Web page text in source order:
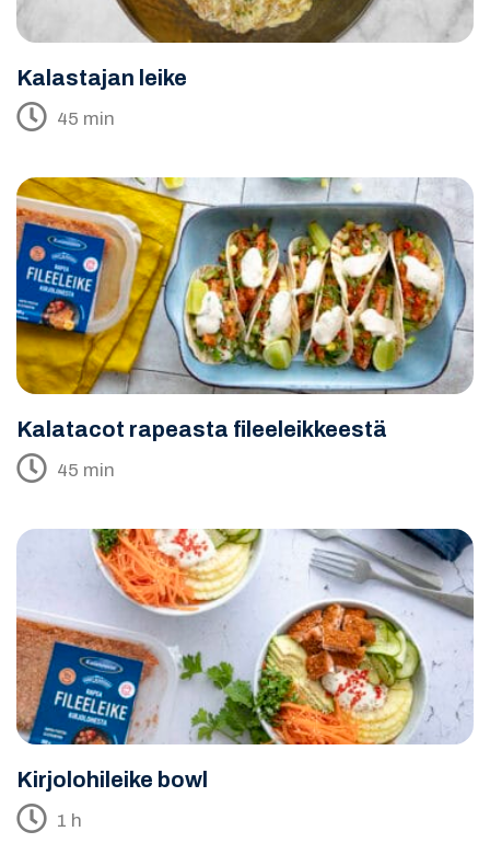
Kalastajan leike
45 min
Kalatacot rapeasta fileeleikkeestä
45 min
Kirjolohileike bowl
1 h